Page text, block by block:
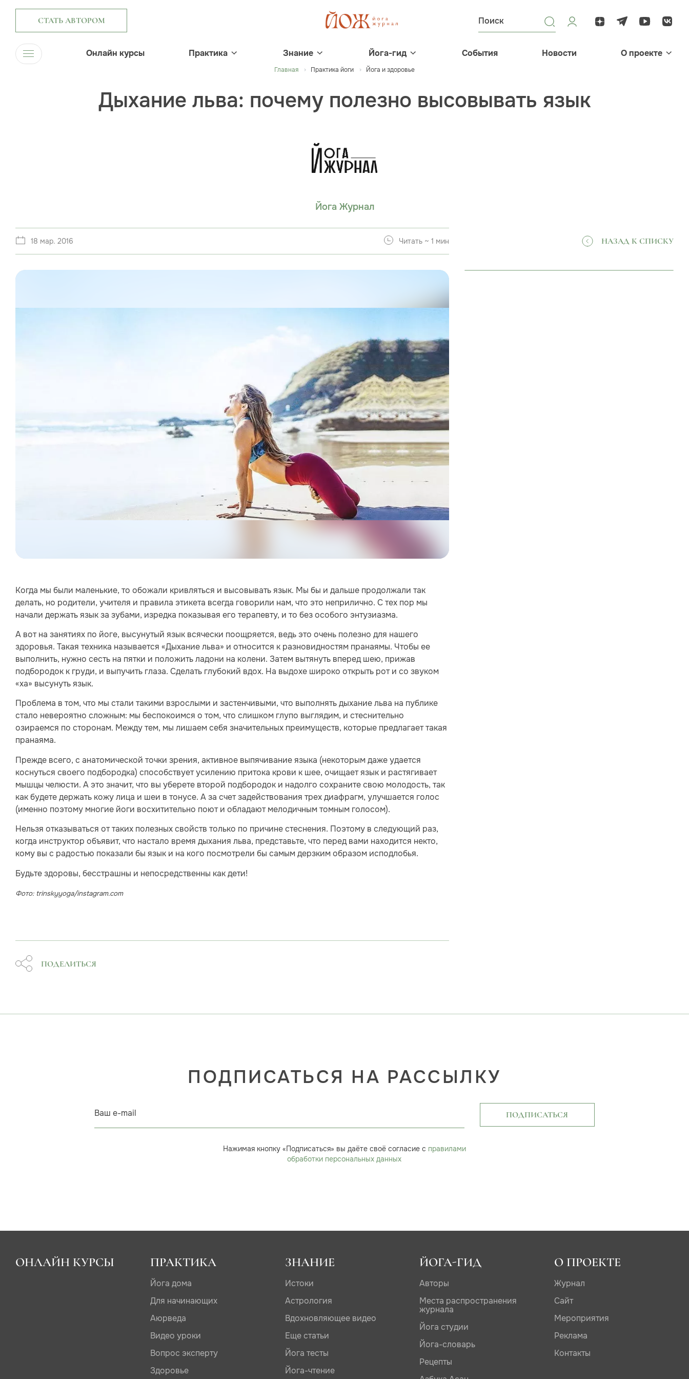
СТАТЬ АВТОРОМ
Онлайн курсы Практика Знание Йога-гид События Новости О проекте
Главная Практика йоги Йога и здоровье
Дыхание льва: почему полезно высовывать язык
Йога Журнал
18 мар. 2016 Читать ~ 1 мин НАЗАД К СПИСКУ
Когда мы были маленькие, то обожали кривляться и высовывать язык. Мы бы и дальше продолжали так
делать, но родители, учителя и правила этикета всегда говорили нам, что это неприлично. С тех пор мы
начали держать язык за зубами, изредка показывая его терапевту, и то без особого энтузиазма.
А вот на занятиях по йоге, высунутый язык всячески поощряется, ведь это очень полезно для нашего
здоровья. Такая техника называется «Дыхание льва» и относится к разновидностям пранаямы. Чтобы ее
выполнить, нужно сесть на пятки и положить ладони на колени. Затем вытянуть вперед шею, прижав
подбородок к груди, и выпучить глаза. Сделать глубокий вдох. На выдохе широко открыть рот и со звуком
«ха» высунуть язык.
Проблема в том, что мы стали такими взрослыми и застенчивыми, что выполнять дыхание льва на публике
стало невероятно сложным: мы беспокоимся о том, что слишком глупо выглядим, и стеснительно
озираемся по сторонам. Между тем, мы лишаем себя значительных преимуществ, которые предлагает такая
пранаяма.
Прежде всего, с анатомической точки зрения, активное выпячивание языка (некоторым даже удается
коснуться своего подбородка) способствует усилению притока крови к шее, очищает язык и растягивает
мышцы челюсти. А это значит, что вы уберете второй подбородок и надолго сохраните свою молодость, так
как будете держать кожу лица и шеи в тонусе. А за счет задействования трех диафрагм, улучшается голос
(именно поэтому многие йоги восхитительно поют и обладают мелодичным томным голосом).
Нельзя отказываться от таких полезных свойств только по причине стеснения. Поэтому в следующий раз,
когда инструктор объявит, что настало время дыхания льва, представьте, что перед вами находится некто,
кому вы с радостью показали бы язык и на кого посмотрели бы самым дерзким образом исподлобья.
Будьте здоровы, бесстрашны и непосредственны как дети!
Фото: trinskyyoga/instagram.com
ПОДЕЛИТЬСЯ
ПОДПИСАТЬСЯ НА РАССЫЛКУ
Ваш e-mail ПОДПИСАТЬСЯ
Нажимая кнопку «Подписаться» вы даёте своё согласие с правилами
обработки персональных данных
ОНЛАЙН КУРСЫ ПРАКТИКА
Йога дома
Для начинающих
Аюрведа
Видео уроки
Вопрос эксперту
Здоровье
ЗНАНИЕ
Истоки
Астрология
Вдохновляющее видео
Еще статьи
Йога тесты
Йога-чтение
ЙОГА-ГИД
Авторы
Места распространения
журнала
Йога студии
Йога-словарь
Рецепты
О ПРОЕКТЕ
Журнал
Сайт
Мероприятия
Реклама
Контакты